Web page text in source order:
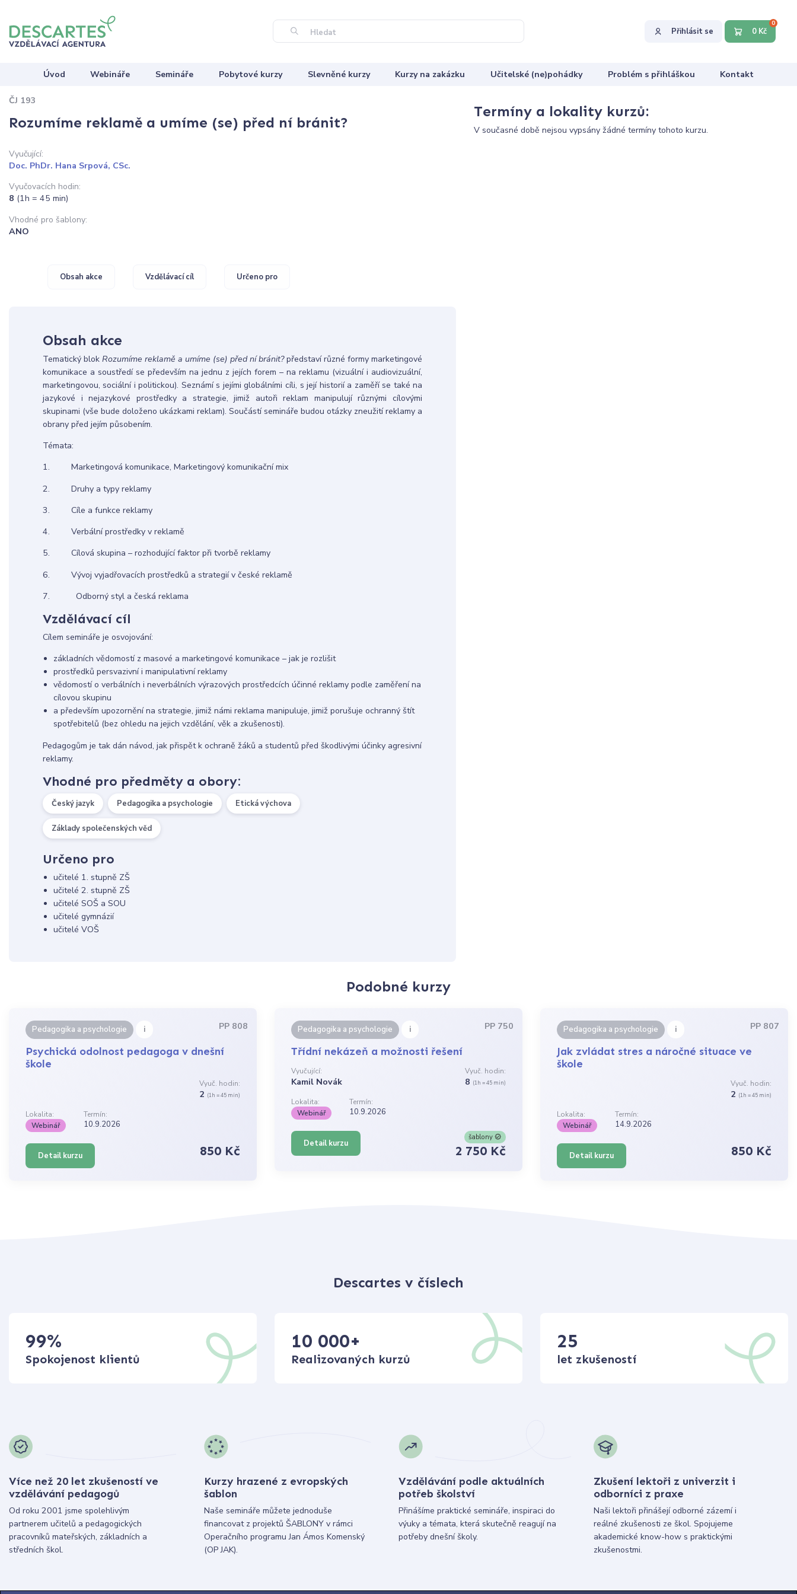
Hledat Přihlásit se 0 Kč
0
Úvod Webináře Semináře Pobytové kurzy Slevněné kurzy Kurzy na zakázku Učitelské (ne)pohádky Problém s přihláškou Kontakt
ČJ 193
Rozumíme reklamě a umíme (se) před ní bránit?
Vyučující:
Doc. PhDr. Hana Srpová, CSc.
Vyučovacích hodin:
8 (1h = 45 min)
Vhodné pro šablony:
ANO
Obsah akce Vzdělávací cíl Určeno pro
Obsah akce
Tematický blok Rozumíme reklamě a umíme (se) před ní bránit?představí různé formy marketingové
komunikace a soustředí se především na jednu z jejích forem – na reklamu (vizuální i audiovizuální,
marketingovou, sociální i politickou). Seznámí s jejími globálními cíli, s její historií a zaměří se také na
jazykové i nejazykové prostředky a strategie, jimiž autoři reklam manipulují různými cílovými
skupinami (vše bude doloženo ukázkami reklam). Součástí semináře budou otázky zneužití reklamy a
obrany před jejím působením.
Témata:
1. Marketingová komunikace, Marketingový komunikační mix
2. Druhy a typy reklamy
3. Cíle a funkce reklamy
4. Verbální prostředky v reklamě
5. Cílová skupina – rozhodující faktor při tvorbě reklamy
6. Vývoj vyjadřovacích prostředků a strategií v české reklamě
7. Odborný styl a česká reklama
Vzdělávací cíl
Cílem semináře je osvojování:
základních vědomostí z masové a marketingové komunikace – jak je rozlišit
prostředků persvazivní i manipulativní reklamy
vědomostí o verbálních i neverbálních výrazových prostředcích účinné reklamy podle zaměření na
cílovou skupinu
a především upozornění na strategie, jimiž námi reklama manipuluje, jimiž porušuje ochranný štít
spotřebitelů (bez ohledu na jejich vzdělání, věk a zkušenosti).
Pedagogům je tak dán návod, jak přispět k ochraně žáků a studentů před škodlivými účinky agresivní
reklamy.
Vhodné pro předměty a obory:
Český jazyk Pedagogika a psychologie Etická výchova
Základy společenských věd
Určeno pro
učitelé 1. stupně ZŠ
učitelé 2. stupně ZŠ
učitelé SOŠ a SOU
učitelé gymnázií
učitelé VOŠ
Termíny a lokality kurzů:
V současné době nejsou vypsány žádné termíny tohoto kurzu.
Podobné kurzy
Pedagogika a psychologie i PP 808
Psychická odolnost pedagoga v dnešní
škole
Vyuč. hodin:
2 (1h = 45 min)
Lokalita:
Termín:
Webinář
10.9.2026
Detail kurzu 850 Kč
Pedagogika a psychologie i PP 750
Třídní nekázeň a možnosti řešení
Vyučující:
Kamil Novák
Vyuč. hodin:
8 (1h = 45 min)
Lokalita:
Termín:
Webinář
10.9.2026
Detail kurzu
šablony
2 750 Kč
Pedagogika a psychologie i PP 807
Jak zvládat stres a náročné situace ve
škole
Vyuč. hodin:
2 (1h = 45 min)
Lokalita:
Termín:
Webinář
14.9.2026
Detail kurzu 850 Kč
Descartes v číslech
99%
Spokojenost klientů
10 000+
Realizovaných kurzů
25
let zkušeností
Více než 20 let zkušeností ve
vzdělávání pedagogů
Od roku 2001 jsme spolehlivým
partnerem učitelů a pedagogických
pracovníků mateřských, základních a
středních škol.
Kurzy hrazené z evropských
šablon
Naše semináře můžete jednoduše
financovat z projektů ŠABLONY v rámci
Operačního programu Jan Ámos Komenský
(OP JAK).
Vzdělávání podle aktuálních
potřeb školství
Přinášíme praktické semináře, inspiraci do
výuky a témata, která skutečně reagují na
potřeby dnešní školy.
Zkušení lektoři z univerzit i
odborníci z praxe
Naši lektoři přinášejí odborné zázemí i
reálné zkušenosti ze škol. Spojujeme
akademické know-how s praktickými
zkušenostmi.